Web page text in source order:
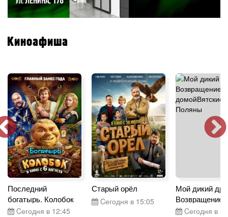
Киноафиша
Последний
богатырь. Колобок
Cегодня в 12:45
Старый орёл
Cегодня в 15:05
Мой дикий
Возвращение
Cегодня в